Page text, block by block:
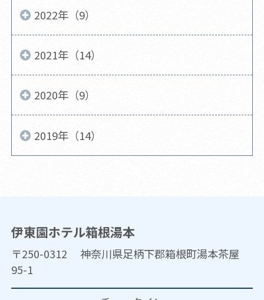
2022年（9）
2021年（14）
2020年（9）
2019年（14）
伊東園ホテル箱根湯本
〒250-0312 神奈川県足柄下郡箱根町湯本茶屋
95-1